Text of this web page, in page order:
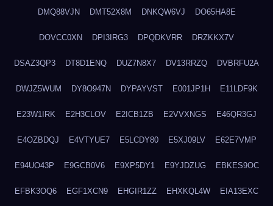
DMQ88VJN DMT52X8M DNKQW6VJ DO65HA8E
DOVCC0XN DPI3IRG3 DPQDKVRR DRZKKX7V
DSAZ3QP3 DT8D1ENQ DUZ7N8X7 DV13RRZQ DVBRFU2A
DWJZ5WUM DY8O947N DYPAYVST E001JP1H E11LDF9K
E23W1IRK E2H3CLOV E2ICB1ZB E2VVXNGS E46QR3GJ
E4OZBDQJ E4VTYUE7 E5LCDY80 E5XJ09LV E62E7VMP
E94UO43P E9GCB0V6 E9XP5DY1 E9YJDZUG EBKES9OC
EFBK3OQ6 EGF1XCN9 EHGIR1ZZ EHXKQL4W EIA13EXC